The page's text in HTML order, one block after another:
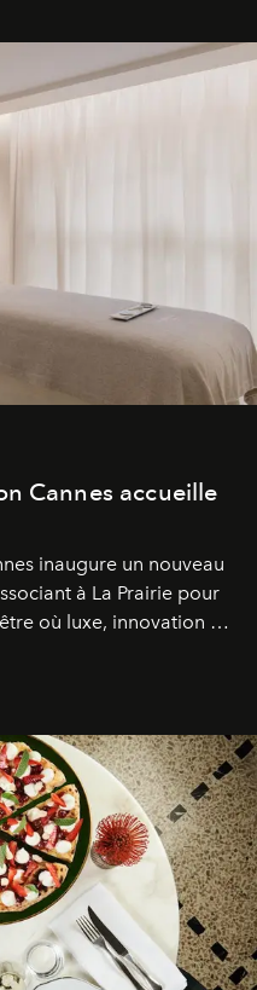
Cannes accueille
inaugure un nouveau
à La Prairie pour
où luxe, innovation et